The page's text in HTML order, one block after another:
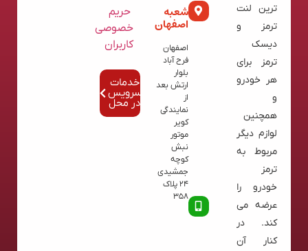
ترین لنت
ترمز و
دیسک
ترمز برای
هر خودرو
و
همچنین
لوازم دیگر
مربوط به
ترمز
خودرو را
عرضه می
کند. در
کنار آن
شعبه
اصفهان
اصفهان
فرح آباد
بلوار
ارتش بعد
از
نمایندگی
کویر
موتور
نبش
کوچه
جمشیدی
24 پلاک
358
حریم
خصوصی
کاربران
خدمات
سرویس
در محل